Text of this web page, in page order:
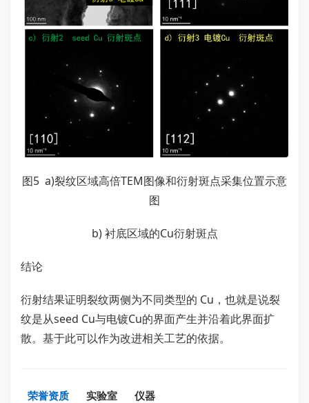
图5 a)裂纹区域高倍TEM图像和衍射斑点采集位置示意
图
b) 衬底区域的Cu衍射斑点
结论
衍射结果证明裂纹两侧为不同类型的 Cu，也就是说裂
纹是从seed Cu与电镀Cu的界面产生并沿着此界面扩
散。基于此可以作为改进相关工艺的依据。
荣誉资质 实验室 仪器